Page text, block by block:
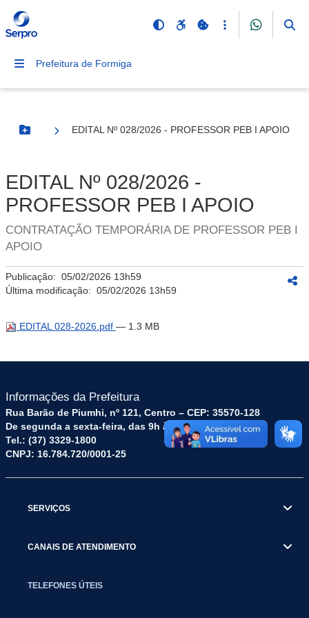
Prefeitura de Formiga
Botão Menu
EDITAL Nº 028/2026 - PROFESSOR PEB I APOIO
EDITAL Nº 028/2026 -
PROFESSOR PEB I APOIO
CONTRATAÇÃO TEMPORÁRIA DE PROFESSOR PEB I
APOIO
Publicação: 05/02/2026 13h59
Última modificação: 05/02/2026 13h59
EDITAL 028-2026.pdf — 1.3 MB
Informações da Prefeitura
Rua Barão de Piumhi, nº 121, Centro – CEP: 35570-128
De segunda a sexta-feira, das 9h às 16h
Tel.: (37) 3329-1800
CNPJ: 16.784.720/0001-25
SERVIÇOS
CANAIS DE ATENDIMENTO
TELEFONES ÚTEIS